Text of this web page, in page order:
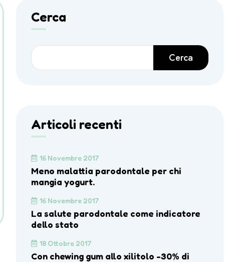
Cerca
Cerca
Articoli recenti
16 Novembre 2017
Meno malattia parodontale per chi
mangia yogurt.
16 Novembre 2017
La salute parodontale come indicatore
dello stato
18 Ottobre 2017
Con chewing gum allo xilitolo -30% di